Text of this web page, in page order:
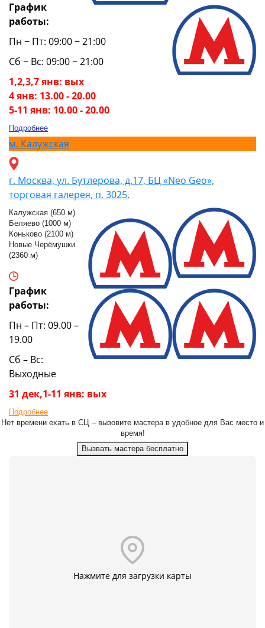
График
работы:
Пн − Пт: 09:00 − 21:00
Сб − Вс: 09:00 − 21:00
1,2,3,7 янв: вых
4 янв: 13.00 - 20.00
5-11 янв: 10.00 - 20.00
Подробнее
м. Калужская
г. Москва, ул. Бутлерова, д.17, БЦ «Neo Geo»,
торговая галерея, п. 3025.
Калужская (650 м)
Беляево (1000 м)
Коньково (2100 м)
Новые Черёмушки
(2360 м)
График
работы:
Пн – Пт: 09.00 –
19.00
Сб – Вс:
Выходные
31 дек,1-11 янв: вых
Подробнее
Нет времени ехать в СЦ – вызовите мастера в удобное для Вас место и
время!
Вызвать мастера бесплатно
Нажмите для загрузки карты